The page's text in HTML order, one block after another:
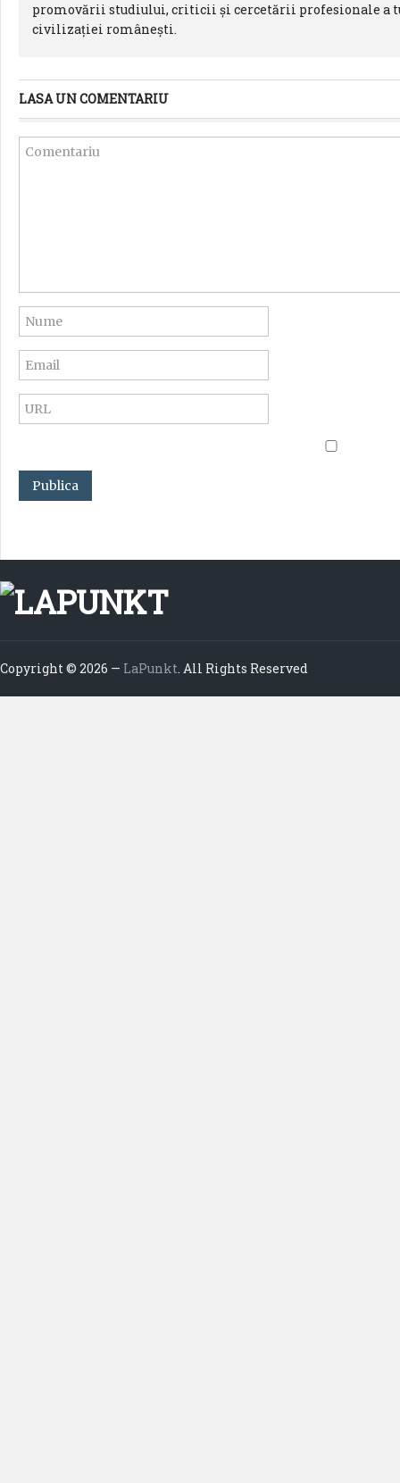
promovării studiului, criticii și cercetării profesionale a
civilizației românești.
LASA UN COMENTARIU
Copyright © 2026 — LaPunkt. All Rights Reserved